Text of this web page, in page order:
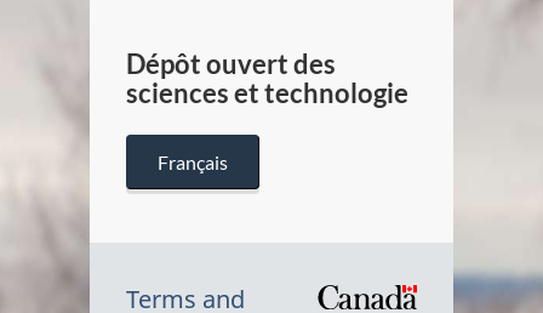
Dépôt ouvert des
sciences et technologie
Français
Terms and